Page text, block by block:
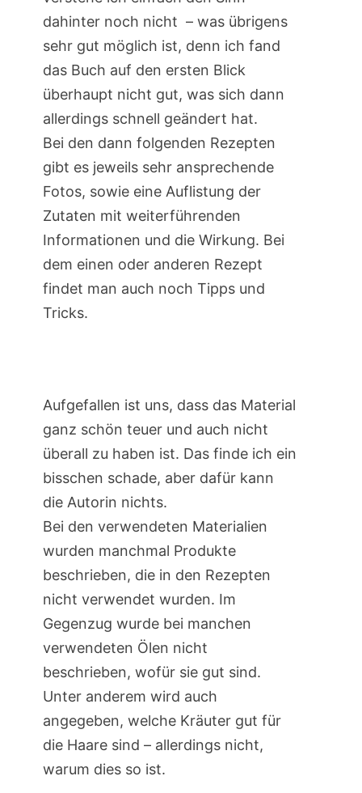
dahinter noch nicht – was übrigens
sehr gut möglich ist, denn ich fand
das Buch auf den ersten Blick
überhaupt nicht gut, was sich dann
allerdings schnell geändert hat.
Bei den dann folgenden Rezepten
gibt es jeweils sehr ansprechende
Fotos, sowie eine Auflistung der
Zutaten mit weiterführenden
Informationen und die Wirkung. Bei
dem einen oder anderen Rezept
findet man auch noch Tipps und
Tricks.
Aufgefallen ist uns, dass das Material
ganz schön teuer und auch nicht
überall zu haben ist. Das finde ich ein
bisschen schade, aber dafür kann
die Autorin nichts.
Bei den verwendeten Materialien
wurden manchmal Produkte
beschrieben, die in den Rezepten
nicht verwendet wurden. Im
Gegenzug wurde bei manchen
verwendeten Ölen nicht
beschrieben, wofür sie gut sind.
Unter anderem wird auch
angegeben, welche Kräuter gut für
die Haare sind – allerdings nicht,
warum dies so ist.